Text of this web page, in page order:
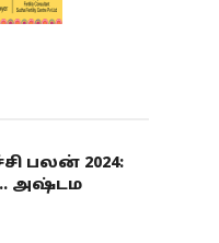
பலன் 2024:
அஷ்டம